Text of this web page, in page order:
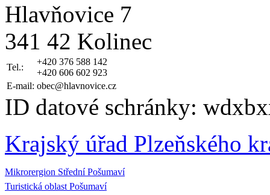
Hlavňovice 7
341 42 Kolinec
Tel.:
+420 376 588 142
+420 606 602 923
E-mail: obec@hlavnovice.cz
ID datové schránky:
Krajský úřad Plzeňského
Mikrorergion Střední Pošumaví
Turistická oblast Pošumaví